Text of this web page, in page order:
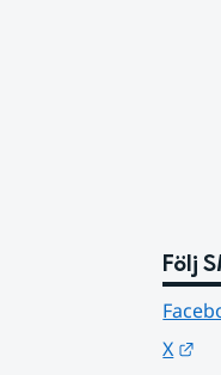
Följ
X